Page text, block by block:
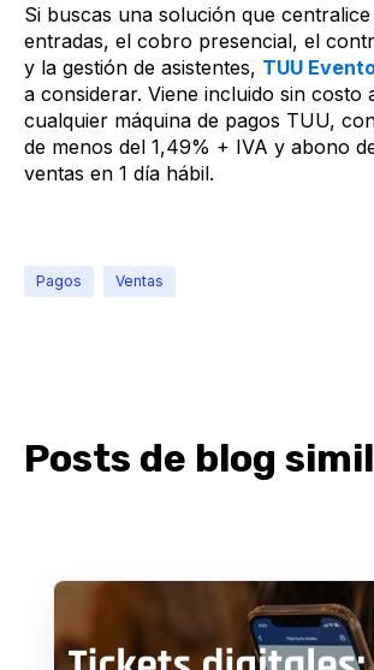
Si buscas una solución que
entradas, el cobro presencial, el
y la gestión de asistentes, TUU
a considerar. Viene incluido sin costo
cualquier máquina de pagos TUU,
de menos del 1,49% + IVA y abono
ventas en 1 día hábil.
Pagos Ventas
Posts de blog